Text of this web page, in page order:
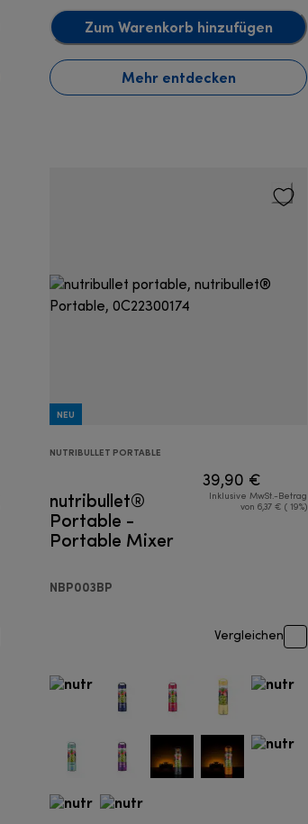
Zum Warenkorb hinzufügen
Mehr entdecken
NEU
NUTRIBULLET PORTABLE
nutribullet®
Portable -
Portable Mixer
NBP003BP
39,90 €
Inklusive MwSt.-Betrag
von 6,37 € ( 19%)
Vergleichen